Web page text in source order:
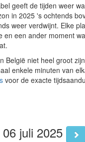
geeft de tijden weer
in 2025 's ochtends
weer verdwijnt. Elke
en een ander moment
België niet heel groot
enkele minuten van
voor de exacte
juli 2025